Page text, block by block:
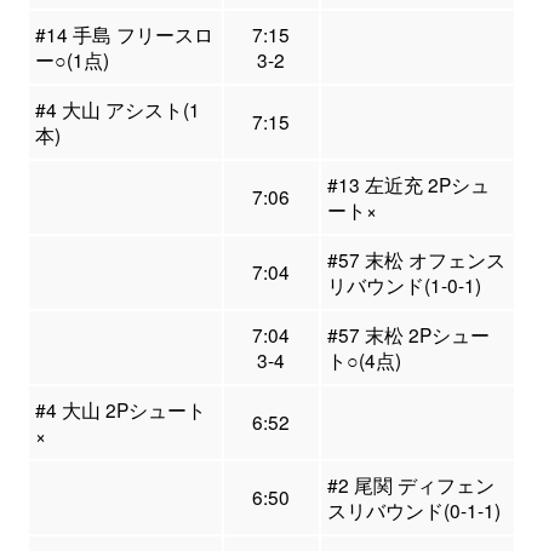
#14 手島 フリースロ
ー○(1点)
7:15
3-2
#4 大山 アシスト(1
本)
7:15
7:06
#13 左近充 2Pシュ
ート×
7:04
#57 末松 オフェンス
リバウンド(1-0-1)
7:04
3-4
#57 末松 2Pシュー
ト○(4点)
#4 大山 2Pシュート
×
6:52
6:50
#2 尾関 ディフェン
スリバウンド(0-1-1)